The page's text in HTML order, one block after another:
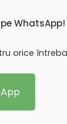
WhatsApp!
orice